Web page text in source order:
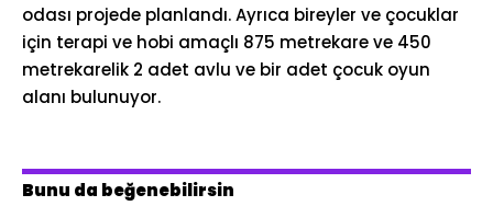
odası projede planlandı. Ayrıca bireyler ve çocuklar
için terapi ve hobi amaçlı 875 metrekare ve 450
metrekarelik 2 adet avlu ve bir adet çocuk oyun
alanı bulunuyor.
Bunu da beğenebilirsin